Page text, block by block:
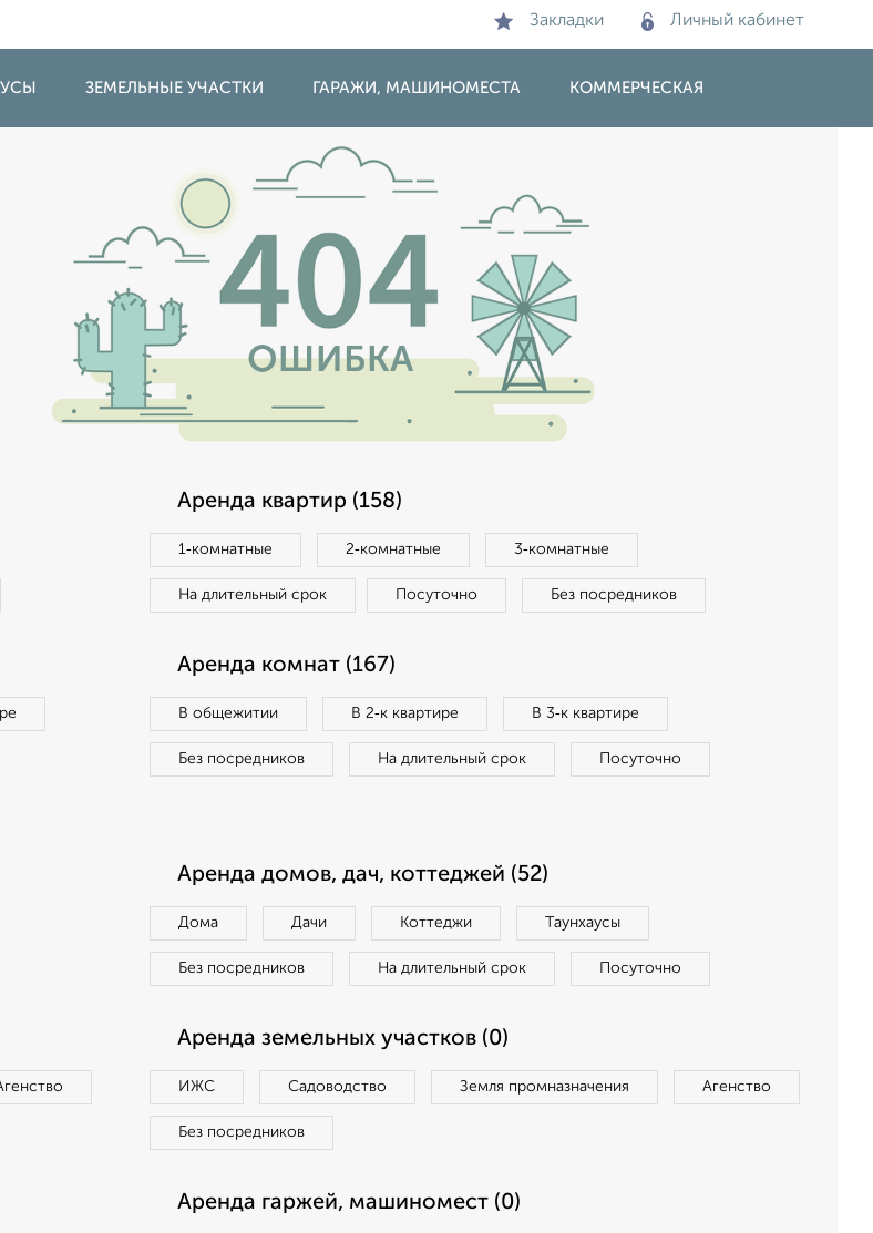
Закладки Личный кабинет
ЗЕМЕЛЬНЫЕ УЧАСТКИ ГАРАЖИ, МАШИНОМЕСТА КОММЕРЧЕСКАЯ
Аренда квартир (158)
1‑комнатные 2‑комнатные 3‑комнатные
На длительный срок Посуточно Без посредников
Аренда комнат (167)
В общежитии В 2‑к квартире В 3‑к квартире
Без посредников На длительный срок Посуточно
Аренда домов, дач, коттеджей (52)
Дома Дачи Коттеджи Таунхаусы
Без посредников На длительный срок Посуточно
Аренда земельных участков (0)
ИЖС Садоводство Земля промназначения Агенство
Без посредников
Аренда гаржей, машиномест (0)